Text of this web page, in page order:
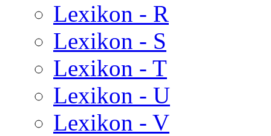
Lexikon - R
Lexikon - S
Lexikon - T
Lexikon - U
Lexikon - V